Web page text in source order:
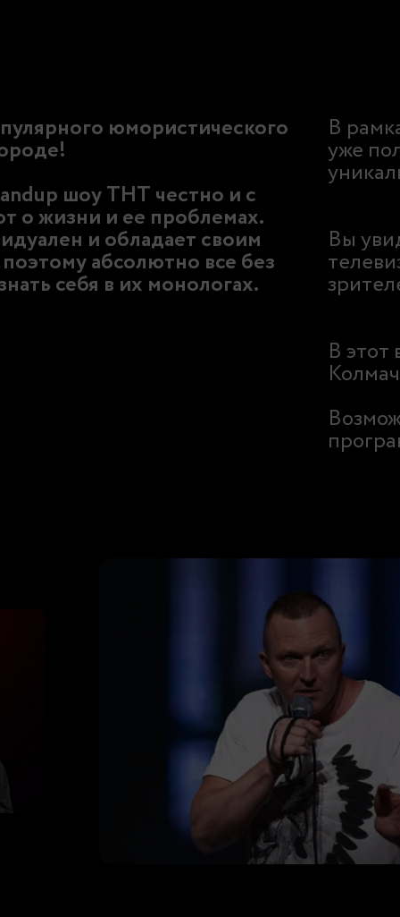
юмористического
шоу ТНТ честно и с
о жизни и ее проблемах.
и обладает своим
абсолютно все без
себя в их монологах.
В
уже
Вы
В этот